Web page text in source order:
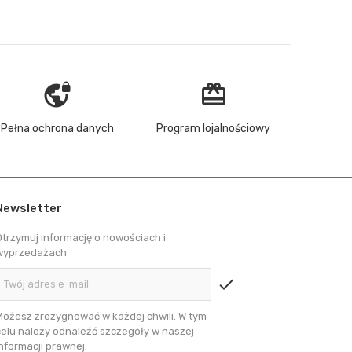
vpn_lock
Pełna ochrona danych
redeem
Program lojalnościowy
informację o nowościach i
check
zrezygnować w każdej chwili. W tym
należy odnaleźć szczegóły w naszej
prawnej.